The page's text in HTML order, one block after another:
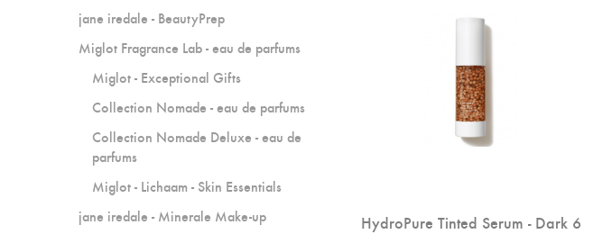
HydroPure Tinted Serum - Dark 6
jane iredale - BeautyPrep
Miglot Fragrance Lab - eau de parfums
Miglot - Exceptional Gifts
Collection Nomade - eau de parfums
Collection Nomade Deluxe - eau de
parfums
Miglot - Lichaam - Skin Essentials
jane iredale - Minerale Make-up